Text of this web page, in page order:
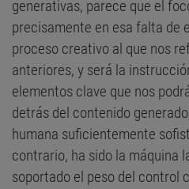
generativas, parece que el
precisamente en esa falta de
proceso creativo al que nos
anteriores, y será la
elementos clave que nos
detrás del contenido
humana suficientemente
contrario, ha sido la máquina
soportado el peso del control